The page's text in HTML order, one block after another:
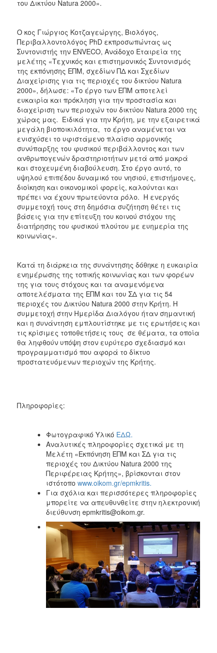
του Δικτύου Natura 2000».
Ο κος Γιώργιος Κοτζαγεώργης, Βιολόγος,
Περιβαλλοντολόγος PhD εκπροσωπώντας ως
Συντονιστής την ENVECO, Ανάδοχο Εταιρεία της
μελέτης «Τεχνικός και επιστημονικός Συντονισμός
της εκπόνησης ΕΠΜ, σχεδίων ΠΔ και Σχεδίων
Διαχείρισης για τις περιοχές του δικτύου Natura
2000», δήλωσε: «Το έργο των ΕΠΜ αποτελεί
ευκαιρία και πρόκληση για την προστασία και
διαχείριση των περιοχών του δικτύου Natura 2000 της
χώρας μας. Ειδικά για την Κρήτη, με την εξαιρετικά
μεγάλη βιοποικιλότητα, το έργο αναμένεται να
ενισχύσει το υφιστάμενο πλαίσιο αρμονικής
συνύπαρξης του φυσικού περιβάλλοντος και των
ανθρωπογενών δραστηριοτήτων μετά από μακρά
και στοχευμένη διαβούλευση. Στο έργο αυτό, το
υψηλού επιπέδου δυναμικό του νησιού, επιστήμονες,
διοίκηση και οικονομικοί φορείς, καλούνται και
πρέπει να έχουν πρωτεύοντα ρόλο. Η ενεργός
συμμετοχή τους στη δημόσια συζήτηση θέτει τις
βάσεις για την επίτευξη του κοινού στόχου της
διατήρησης του φυσικού πλούτου με ευημερία της
κοινωνίας».
Κατά τη διάρκεια της συνάντησης δόθηκε η ευκαιρία
ενημέρωσης της τοπικής κοινωνίας και των φορέων
της για τους στόχους και τα αναμενόμενα
αποτελέσματα της ΕΠΜ και του ΣΔ για τις 54
περιοχές του Δικτύου Natura 2000 στην Κρήτη. Η
συμμετοχή στην Ημερίδα Διαλόγου ήταν σημαντική
και η συνάντηση εμπλουτίστηκε με τις ερωτήσεις και
τις κρίσιμες τοποθετήσεις τους σε θέματα, τα οποία
θα ληφθούν υπόψη στον ευρύτερο σχεδιασμό και
προγραμματισμό που αφορά το δίκτυο
προστατευόμενων περιοχών της Κρήτης.
Πληροφορίες:
Φωτογραφικό Υλικό ΕΔΩ.
Αναλυτικές πληροφορίες σχετικά με τη
Μελέτη «Εκπόνηση ΕΠΜ και ΣΔ για τις
περιοχές του Δικτύου Natura 2000 της
Περιφέρειας Κρήτης», βρίσκονται στον
ιστότοπο www.oikom.gr/epmkritis.
Για σχόλια και περισσότερες πληροφορίες
μπορείτε να απευθυνθείτε στην ηλεκτρονική
διεύθυνση epmkritis@oikom.gr.